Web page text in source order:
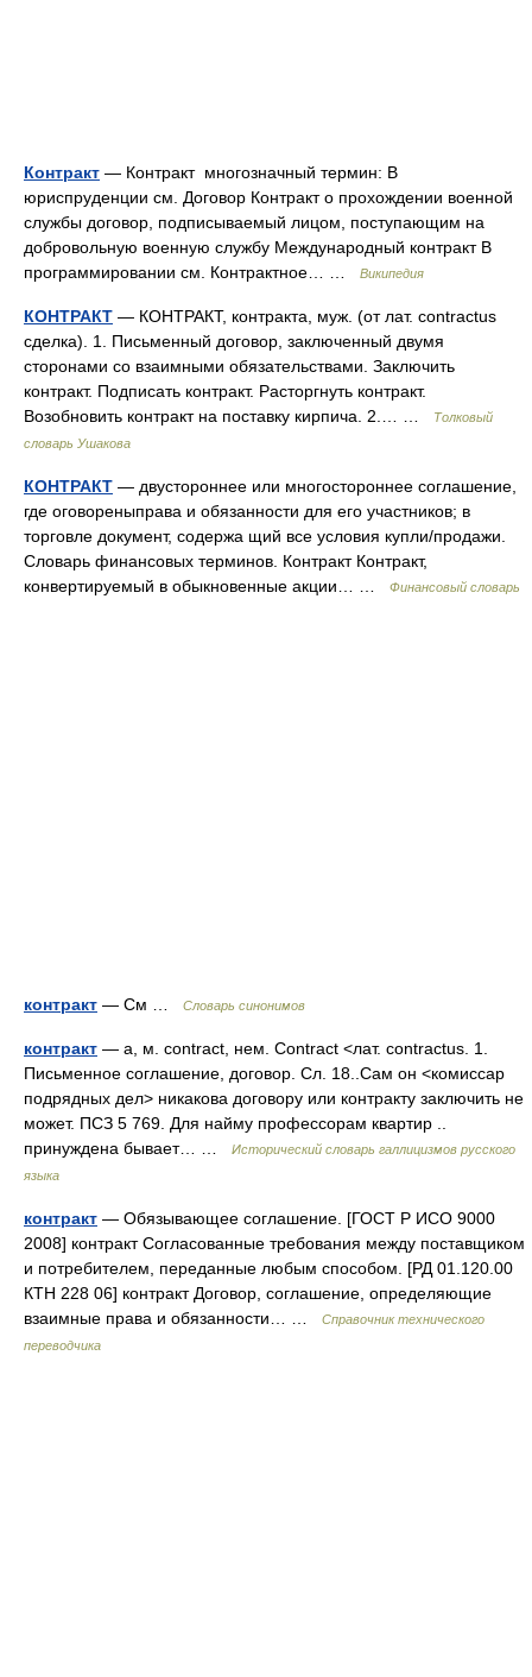
Контракт — Контракт многозначный термин: В
юриспруденции см. Договор Контракт о прохождении военной
службы договор, подписываемый лицом, поступающим на
добровольную военную службу Международный контракт В
программировании см. Контрактное… …
Википедия
КОНТРАКТ — КОНТРАКТ, контракта, муж. (от лат. contractus
сделка). 1. Письменный договор, заключенный двумя
сторонами со взаимными обязательствами. Заключить
контракт. Подписать контракт. Расторгнуть контракт.
Возобновить контракт на поставку кирпича. 2.… …
Толковый
словарь Ушакова
КОНТРАКТ — двустороннее или многостороннее соглашение,
где оговореныправа и обязанности для его участников; в
торговле документ, содержа щий все условия купли/продажи.
Словарь финансовых терминов. Контракт Контракт,
конвертируемый в обыкновенные акции… …
Финансовый словарь
контракт — См … Словарь синонимов
контракт — а, м. contract, нем. Contract <лат. contractus. 1.
Письменное соглашение, договор. Сл. 18..Сам он <комиссар
подрядных дел> никакова договору или контракту заключить не
может. ПСЗ 5 769. Для найму профессорам квартир ..
принуждена бывает… …
Исторический словарь галлицизмов русского
языка
контракт — Обязывающее соглашение. [ГОСТ Р ИСО 9000
2008] контракт Согласованные требования между поставщиком
и потребителем, переданные любым способом. [РД 01.120.00
КТН 228 06] контракт Договор, соглашение, определяющие
взаимные права и обязанности… …
Справочник технического
переводчика